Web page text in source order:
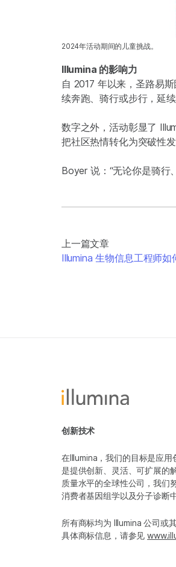
2024年活动期间的儿童挑战。
Illumina 的影响力
自 2017 年以来，圣路易
续奔跑、骑行或步行，延续
数字之外，活动彰显了
把社区热情转化为突破性发
Boyer 说：“无论你是骑行
上一篇文章
Illumina 生物信息工程师如
创新技术
在Illumina，我们的目标是应
是提供创新、灵活、可扩展的
质量水平的全球性公司，我们
消费者基因组学以及分子诊断
所有商标均为 Illumina 公司或
具体商标信息，请参见